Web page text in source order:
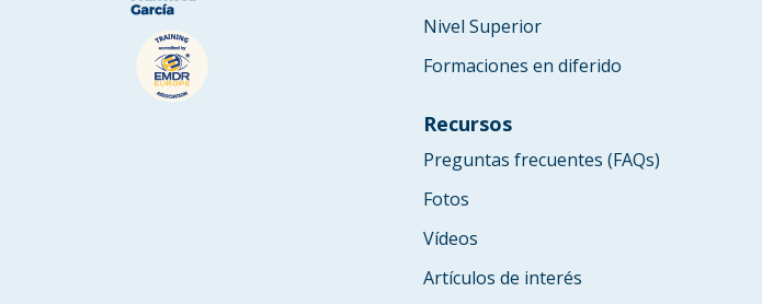
Nivel Superior
Formaciones en diferido
Recursos
Preguntas frecuentes (FAQs)
Fotos
Vídeos
Artículos de interés